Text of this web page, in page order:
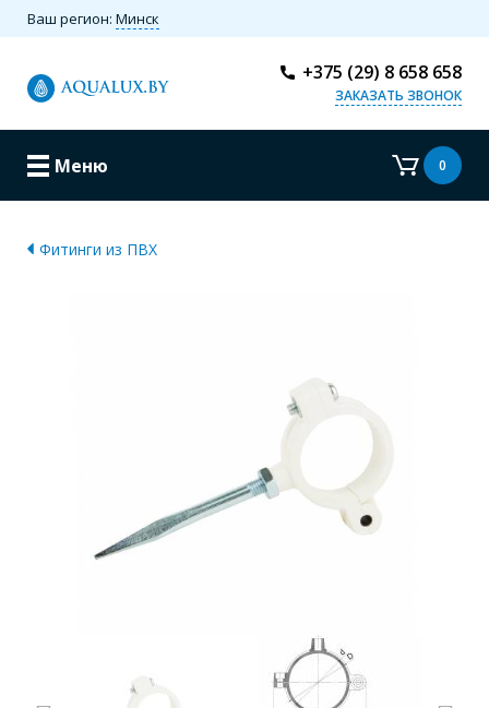
Ваш регион: Минск
+375 (29) 8 658 658
ЗАКАЗАТЬ ЗВОНОК
Меню 0
Фитинги из ПВХ